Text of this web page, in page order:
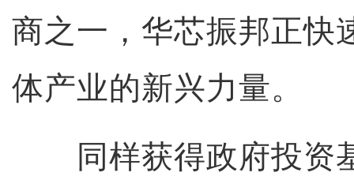
商之一，华芯振邦正快
体产业的新兴力量。
同样获得政府投资